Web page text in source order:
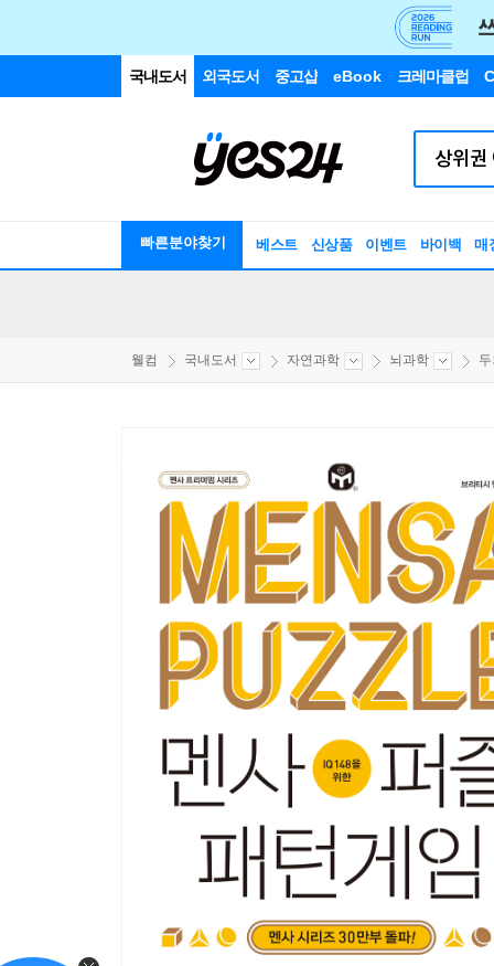
국내도서 외국도서 중고샵 eBook 크레마클럽
빠른분야찾기 베스트 신상품 이벤트 바이백 매
웰컴 국내도서 자연과학 뇌과학